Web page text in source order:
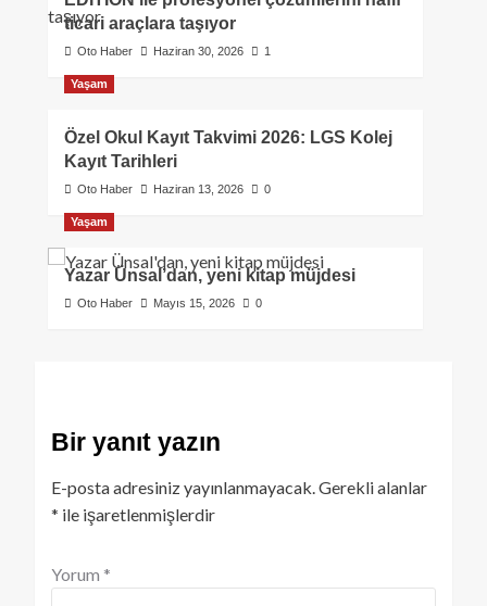
ticari araçlara taşıyor
Oto Haber Haziran 30, 2026 1
Yaşam
Özel Okul Kayıt Takvimi 2026: LGS Kolej
Kayıt Tarihleri
Oto Haber Haziran 13, 2026 0
Yaşam
Yazar Ünsal’dan, yeni kitap müjdesi
Oto Haber Mayıs 15, 2026 0
Bir yanıt yazın
E-posta adresiniz yayınlanmayacak.Gerekli alanlar
* ile işaretlenmişlerdir
Yorum *